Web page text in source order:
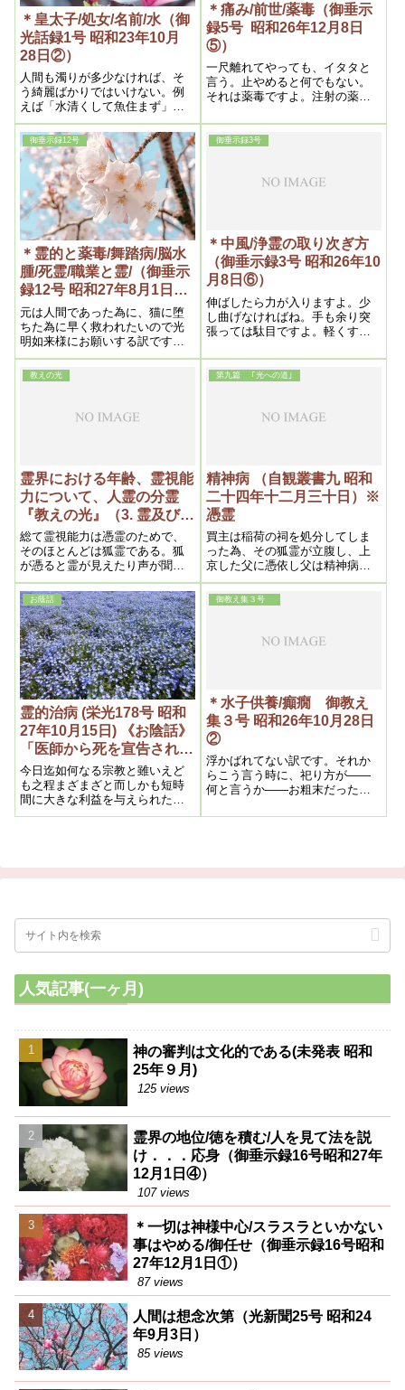
って愈々いよいよ地上天国出現
の運びとな
＊皇太子/処女/名前/水（御
光話録1号 昭和23年10月
28日②）
人間も濁りが多少なければ、そ
う綺麗ばかりではいけない。例
えば「水清くして魚住まず」と
いわれるように多少の濁りがあ
り、それがいい塩梅に調和され
なければいけないのです。
＊痛み/前世/薬毒（御垂示
録5号 昭和26年12月8日
⑤）
一尺離れてやっても、イタタと
言う。止やめると何でもない。
それは薬毒ですよ。注射の薬の
いですよ。皮膚の直ぐ――皮下
に薬毒が集まっている。芯じゃ
御垂示録12号
＊霊的と薬毒/舞踏病/脳水
腫/死霊/職業と霊/（御垂示
録12号 昭和27年8月1日
④）
元は人間であった為に、猫に堕
ちた為に早く救われたいので光
明如来様にお願いする訳です。
それは正守護神の指図もありま
す。それらしいです。
御垂示録3号
＊中風/浄霊の取り次ぎ方
（御垂示録3号 昭和26年10
月8日⑥）
伸ばしたら力が入りますよ。少
し曲げなければね。手も余り突
張っては駄目ですよ。軽くする
教えの光
霊界における年齢、霊視能
力について、人霊の分霊
『教えの光』（3. 霊及び霊
界の問題)昭和二十六年五
月二十日
総て霊視能力は憑霊のためで、
そのほとんどは狐霊である。狐
が憑ると霊が見えたり声が聞こ
えるの
第九篇 ｢光への道｣
精神病 （自観叢書九 昭和
二十四年十二月三十日）※
憑霊
買主は稲荷の祠を処分してしま
った為、その狐霊が立腹し、上
京した父に憑依し父は精神病と
なり終に死亡した。斯様な訳
で、父親の霊と稲荷の霊との二
つが娘に憑依した為であった。
お蔭話
霊的治病 (栄光178号 昭和
27年10月15日) 《お陰話》
「医師から死を宣告された
婦人三日間に亘る痙攣から
救わる」
今日迄如何なる宗教と雖いえど
も之程まざまざと而しかも短時
間に大きな利益を与えられた例
は、本教信者以外ないであろ
るから、つまり宗教と科学と両
る。
御教え集３号
＊水子供養/癲癇 御教え
集３号 昭和26年10月28日
②
浮かばれてない訳です。それか
らこう言う時に、祀り方が――
何と言うか――お粗末だった
母さんが思う執着で、霊界に安
が憑ると、癲癇が起るんです
人気記事(一ヶ月)
神の審判は文化的である(未発表 昭和
25年９月)
125 views
霊界の地位/徳を積む/人を見て法を説
け．．．応身（御垂示録16号昭和27年
12月1日④）
107 views
＊一切は神様中心/スラスラといかない
事はやめる/御任せ（御垂示録16号昭和
27年12月1日①）
87 views
人間は想念次第（光新聞25号 昭和24
年9月3日）
85 views